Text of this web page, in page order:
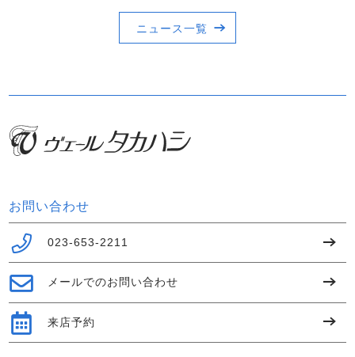
ニュース一覧
お問い合わせ
023-653-2211
メールでのお問い合わせ
来店予約